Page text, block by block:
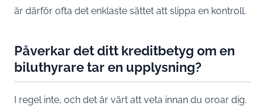
är därför ofta det enklaste sättet att slippa en kontroll.
Påverkar det ditt kreditbetyg om en
biluthyrare tar en upplysning?
I regel inte, och det är värt att veta innan du oroar dig.